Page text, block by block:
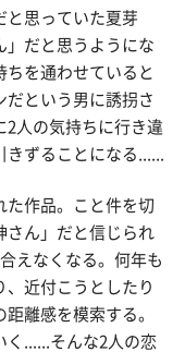
と思っていた夏芽
」だと思うようにな
ちを通わせていると
だという男に誘拐さ
2人の気持ちに行き違
ずることになる......
た作品。こと件を切
さん」だと信じられ
えなくなる。何年も
近付こうとしたり
離感を模索する。
く......そんな2人の恋